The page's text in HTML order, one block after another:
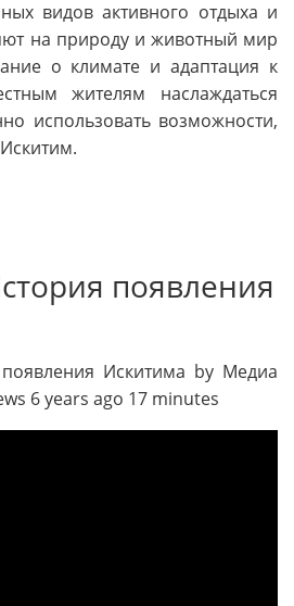
видов активного отдыха и
на природу и животный мир
о климате и адаптация к
жителям наслаждаться
использовать возможности,
появления
Искитима by Медиа
6 years ago 17 minutes